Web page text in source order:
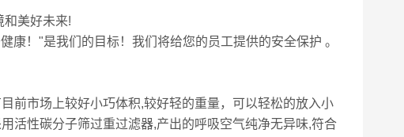
和美好未来!
康！"是我们的目标！我们将给您的员工提供的安全保护 。
前市场上较好小巧体积,较好轻的重量，可以轻松的放入小
活性碳分子筛过重过滤器,产出的呼吸空气纯净无异味,符合